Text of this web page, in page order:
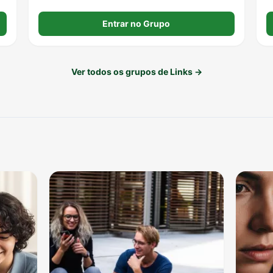
Entrar no Grupo
Ver todos os grupos de Links →